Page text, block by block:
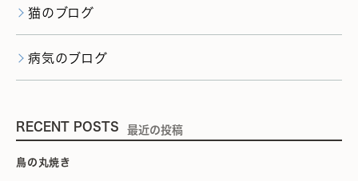
猫のブログ
病気のブログ
RECENT POSTS 最近の投稿
鳥の丸焼き